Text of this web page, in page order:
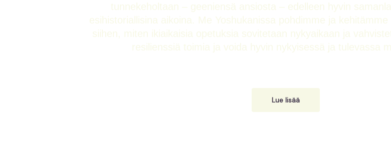
tunnekeholtaan – geeniensä ansiosta – edelleen hyvin
esihistoriallisina aikoina. Me Yoshukanissa pohdimme ja
siihen, miten ikiaikaisia opetuksia sovitetaan nykyaikaan ja
resilienssiä toimia ja voida hyvin nykyisessä ja tulevassa
Lue lisää